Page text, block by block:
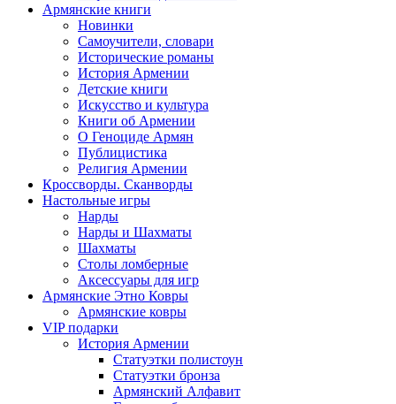
Армянские книги
Новинки
Самоучители, словари
Исторические романы
История Армении
Детские книги
Иcкусство и культура
Книги об Армении
О Геноциде Армян
Публицистика
Религия Армении
Кроссворды. Сканворды
Настольные игры
Нарды
Нарды и Шахматы
Шахматы
Столы ломберные
Аксессуары для игр
Армянские Этно Ковры
Армянские ковры
VIP подарки
История Армении
Статуэтки полистоун
Статуэтки бронза
Армянский Алфавит